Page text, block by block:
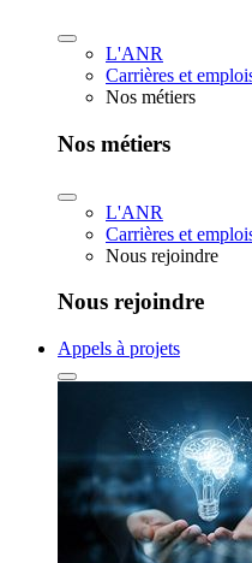
L'ANR
Carrières et
Nos métiers
Nos métiers
L'ANR
Carrières et
Nous rejoindre
Nous rejoindre
Appels à projets